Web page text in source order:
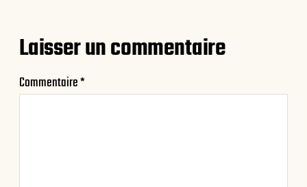
Laisser un commentaire
Commentaire*